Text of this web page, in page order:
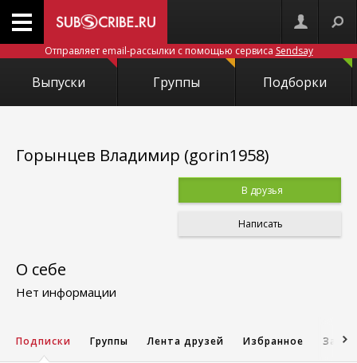
Отправляет email-рассылки с помощью сервиса Sendsay
Выпуски Группы Подборки
Горынцев Владимир (gorin1958)
В друзья
Написать
О себе
Нет информации
Подписки Группы Лента друзей Избранное